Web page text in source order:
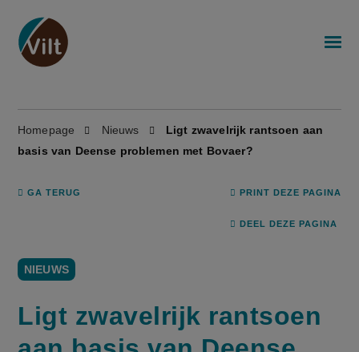
Homepage Nieuws
Ligt zwavelrijk rantsoen aan
basis van Deense problemen met Bovaer?
GA TERUG PRINT DEZE PAGINA
DEEL DEZE PAGINA
NIEUWS
Ligt zwavelrijk rantsoen